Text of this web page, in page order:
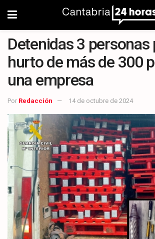
Detenidas 3 personas
hurto de más de 300
una empresa
Por Redacción 14 de octubre de 2024